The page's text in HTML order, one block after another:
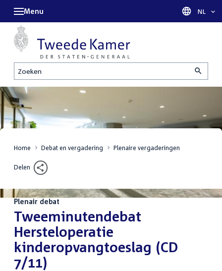
Zoeken
Menu Taal
NL
Home Debat en vergadering Plenaire vergaderingen
Delen
Plenair debat
:Tweeminutendebat
Hersteloperatie
kinderopvangtoeslag (CD
7/11)